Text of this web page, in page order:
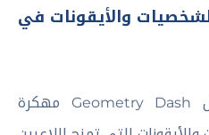
والأيقونات في
يوفر نظام التخصيص داخل Geometry Dash مهكرة